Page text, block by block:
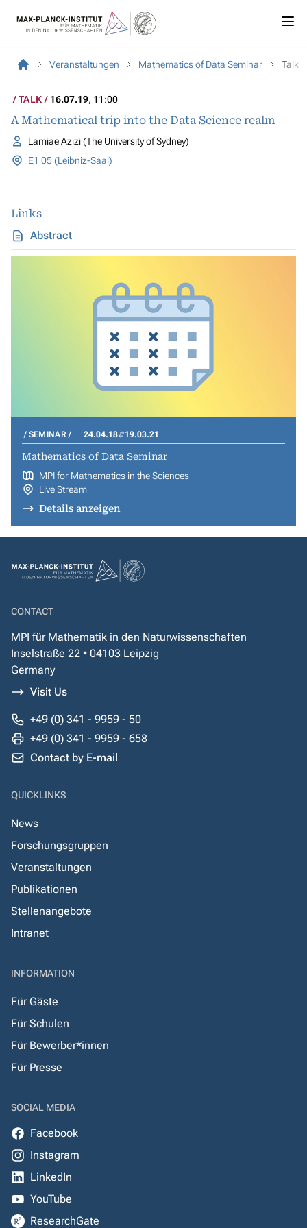
Veranstaltungen Mathematics of Data Seminar Talk
TALK 16.07.19, 11:00
A Mathematical trip into the Data Science realm
Lamiae Azizi (The University of Sydney)
E1 05 (Leibniz-Saal)
Links
Abstract
SEMINAR 24.04.18 19.03.21
Mathematics of Data Seminar
MPI for Mathematics in the Sciences
Live Stream
Details anzeigen
CONTACT
MPI für Mathematik in den Naturwissenschaften
Inselstraße 22 • 04103 Leipzig
Germany
Visit Us
+49 (0) 341 - 9959 - 50
+49 (0) 341 - 9959 - 658
Contact by E-mail
QUICKLINKS
News
Forschungsgruppen
Veranstaltungen
Publikationen
Stellenangebote
Intranet
INFORMATION
Für Gäste
Für Schulen
Für Bewerber*innen
Für Presse
SOCIAL MEDIA
Facebook
Instagram
LinkedIn
YouTube
ResearchGate